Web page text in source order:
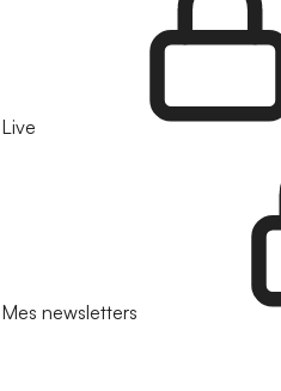
Live
Mes newsletters